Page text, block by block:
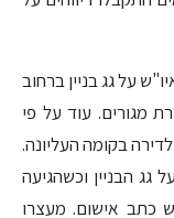
על גג בניין ברחוב
מגורים. עוד על פי
בקומה העליונה.
גג הבניין וכשהגיעה
כתב אישום. מעצרו